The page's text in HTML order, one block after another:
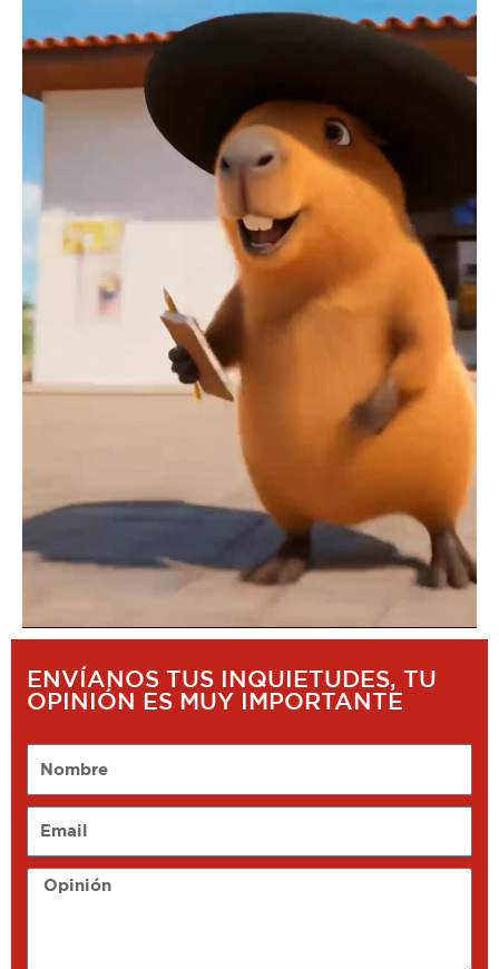
ENVÍANOS TUS INQUIETUDES, TU
OPINIÓN ES MUY IMPORTANTE
Opinión